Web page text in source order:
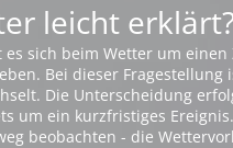
leicht
es sich beim Wetter um
Bei dieser
Die Unterscheidung
um ein kurzfristiges
beobachten - die